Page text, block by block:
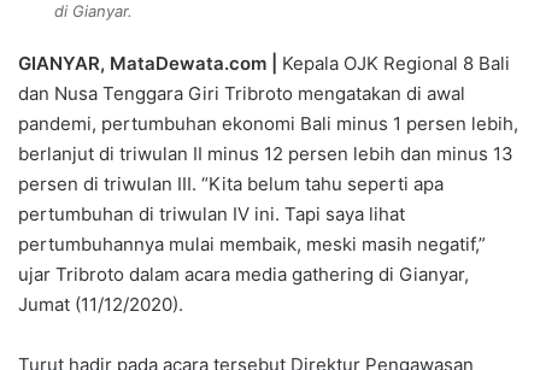
di Gianyar.
GIANYAR, MataDewata.com |
Kepala OJK Regional 8 Bali
dan Nusa Tenggara Giri Tribroto mengatakan di awal
pandemi, pertumbuhan ekonomi Bali minus 1 persen lebih,
berlanjut di triwulan II minus 12 persen lebih dan minus 13
persen di triwulan III. “Kita belum tahu seperti apa
pertumbuhan di triwulan IV ini. Tapi saya lihat
pertumbuhannya mulai membaik, meski masih negatif,”
ujar Tribroto dalam acara media gathering di Gianyar,
Jumat (11/12/2020).
Turut hadir pada acara tersebut Direktur Pengawasan